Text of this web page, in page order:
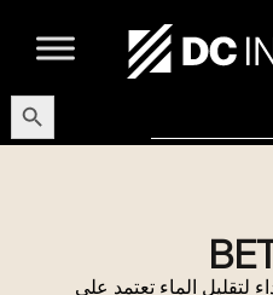
Button
الأداء لتقليل الماء تعتمد على